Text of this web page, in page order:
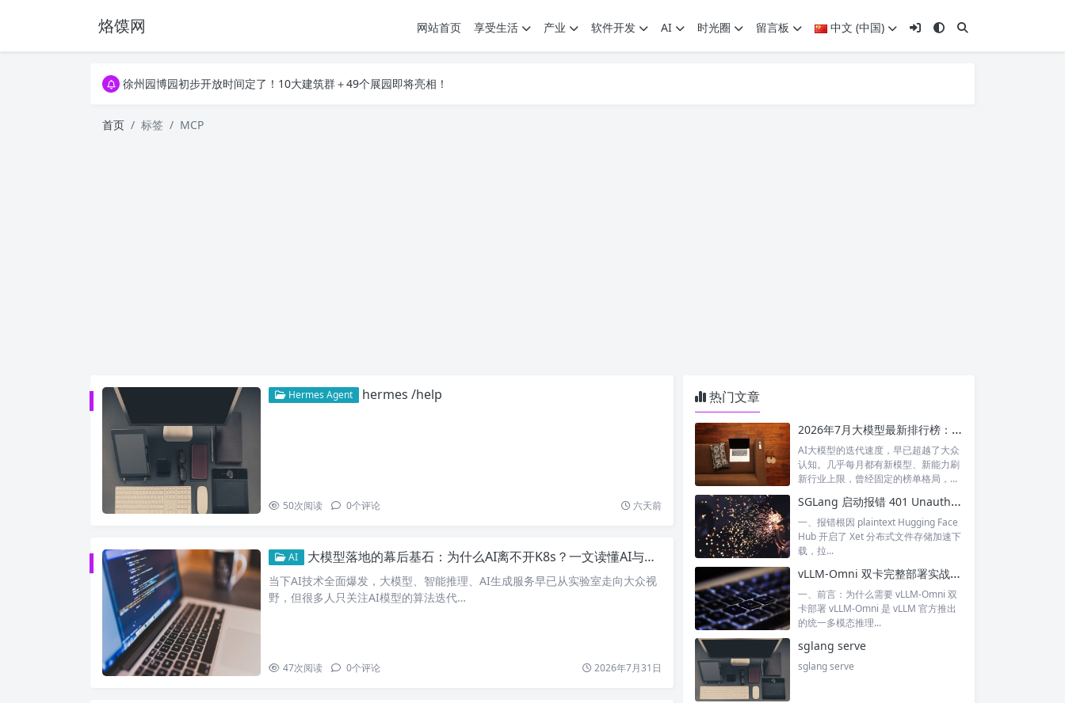
烙馍网 网站首页 享受生活 产业 软件开发 AI 时光圈 留言板 中文 (中国)
16796个OpenClaw Skills合集下载｜总2.7G，压缩后仅738M，覆盖全场景技能
徐州园博园初步开放时间定了！10大建筑群＋49个展园即将亮相！
徐州园博园初步开放时间定了！10大建筑群＋49个展园即将亮相！
首页 标签 MCP
Hermes Agent hermes /help
50次阅读 0个评论 六天前
AI 大模型落地的幕后基石：为什么AI离不开K8s？一文读懂AI与K8s的深度绑定
当下AI技术全面爆发，大模型、智能推理、AI生成服务早已从实验室走向大众视
野，但很多人只关注AI模型的算法迭代…
47次阅读 0个评论 2026年7月31日
热门文章
2026年7月大模型最新排行榜：神仙打架！国产模型正式跻身全球第一梯队
AI大模型的迭代速度，早已超越了大众
认知。几乎每月都有新模型、新能力刷
新行业上限，曾经固定的榜单格局，如
SGLang 启动报错 401 Unauthorized XET CAS 鉴权失败 完整排查与解决
一、报错根因 plaintext Hugging Face
Hub 开启了 Xet 分布式文件存储加速下
载，拉...
vLLM-Omni 双卡完整部署实战：多模态 / 文生图 / 文生视频双卡张量并行落地指南
一、前言：为什么需要 vLLM-Omni 双
卡部署 vLLM-Omni 是 vLLM 官方推出
的统一多模态推理...
sglang serve
sglang serve